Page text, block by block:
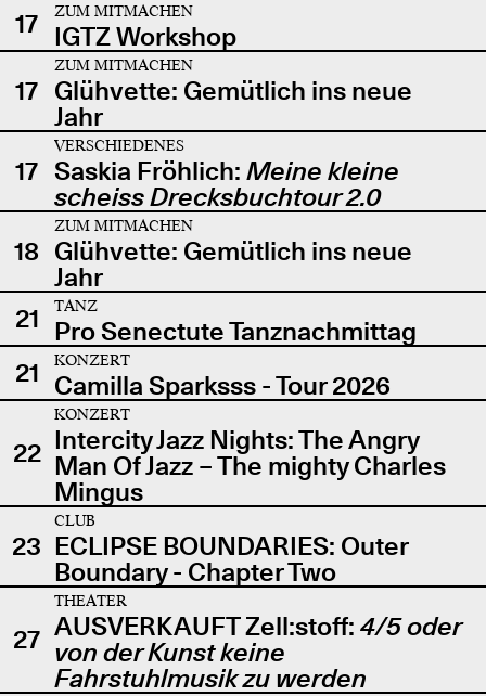
17
ZUM MITMACHEN
IGTZ Workshop
17
ZUM MITMACHEN
Glühvette: Gemütlich ins neue
Jahr
17
VERSCHIEDENES
Saskia Fröhlich: Meine kleine
scheiss Drecksbuchtour 2.0
18
ZUM MITMACHEN
Glühvette: Gemütlich ins neue
Jahr
21
TANZ
Pro Senectute Tanznachmittag
21
KONZERT
Camilla Sparksss - Tour 2026
22
KONZERT
Intercity Jazz Nights: The Angry
Man Of Jazz – The mighty Charles
Mingus
23
CLUB
ECLIPSE BOUNDARIES: Outer
Boundary - Chapter Two
27
THEATER
AUSVERKAUFT Zell:stoff: 4/5 oder
von der Kunst keine
Fahrstuhlmusik zu werden